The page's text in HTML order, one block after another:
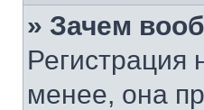
» Зачем
Регистрация
менее, она